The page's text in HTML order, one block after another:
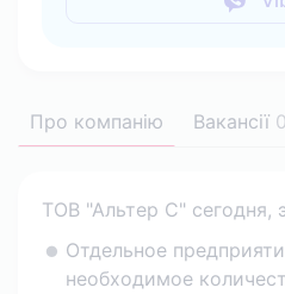
Про компанію Вакансії 0
ТОВ "Альтер С" сегодня,
Отдельное
необходимое